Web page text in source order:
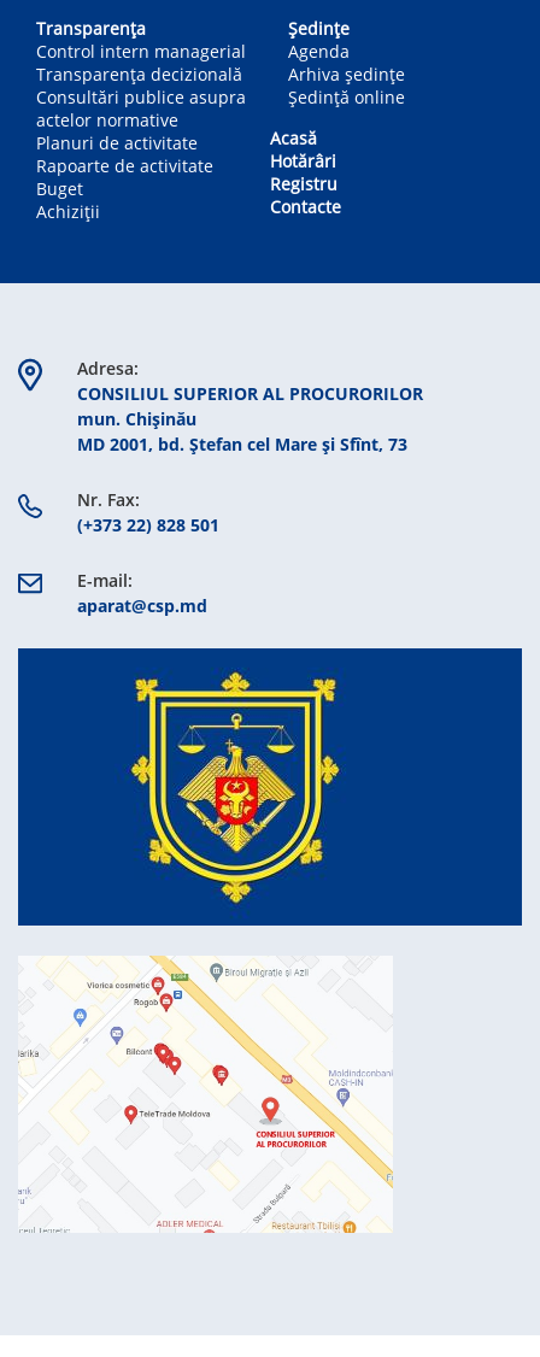
Transparența
Control intern managerial
Transparența decizională
Consultări publice asupra
actelor normative
Planuri de activitate
Rapoarte de activitate
Buget
Achiziții
Ședințe
Agenda
Arhiva ședințe
Ședință online
Acasă
Hotărâri
Registru
Contacte
Adresa:
CONSILIUL SUPERIOR AL PROCURORILOR
mun. Chişinău
MD 2001, bd. Ștefan cel Mare şi Sfînt, 73
Nr. Fax:
(+373 22) 828 501
E-mail:
aparat@csp.md